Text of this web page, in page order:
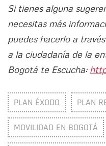
Si tienes alguna
necesitas más
puedes hacerlo a
a la ciudadanía de la
Bogotá te Escucha:
PLAN ÉXODO PLAN
MOVILIDAD EN BOGOTÁ